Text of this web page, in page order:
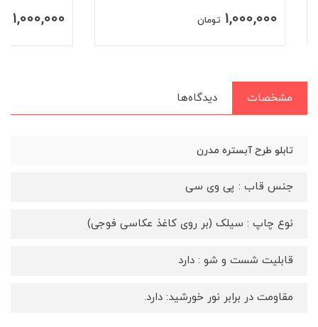
1,000,000 تومان 1,000,000 تومان
مشخصات دیدگاه‌ها
تابلو طرح آبستره مدرن
جنس قاب : پی وی سی
نوع چاپ : سیلک (بر روی کاغذ عکاسی فوجی)
قابلیت شست و شو : دارد
مقاومت در برابر نور خورشید: دارد.